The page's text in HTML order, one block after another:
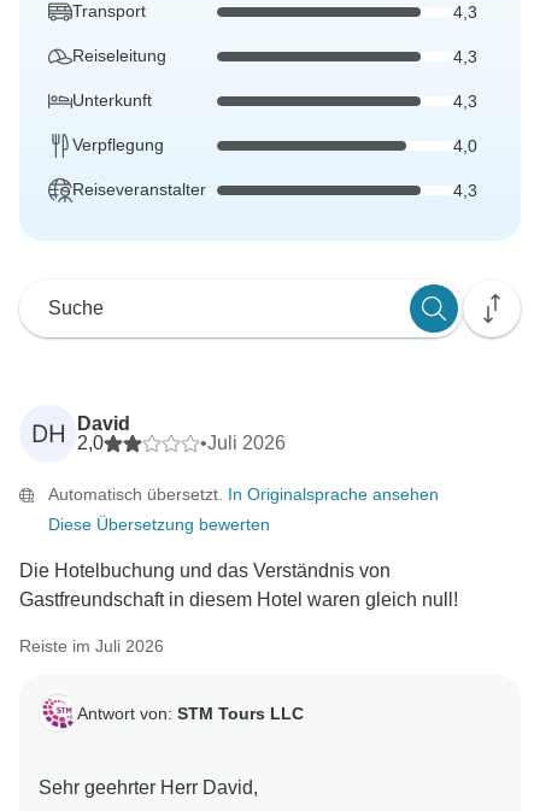
Transport 4,3
Reiseleitung 4,3
Unterkunft 4,3
Verpflegung 4,0
Reiseveranstalter 4,3
DH
David
2,0
•Juli 2026
Automatisch übersetzt. In Originalsprache ansehen
Diese Übersetzung bewerten
Die Hotelbuchung und das Verständnis von
Gastfreundschaft in diesem Hotel waren gleich null!
Reiste im Juli 2026
Antwort von: STM Tours LLC
Sehr geehrter Herr David,